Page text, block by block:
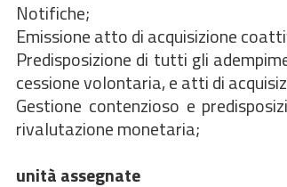
Notifiche;
Emissione atto di acquisizione
Predisposizione di tutti gli
cessione volontaria, e atti di
Gestione contenzioso e
rivalutazione monetaria;
unità assegnate